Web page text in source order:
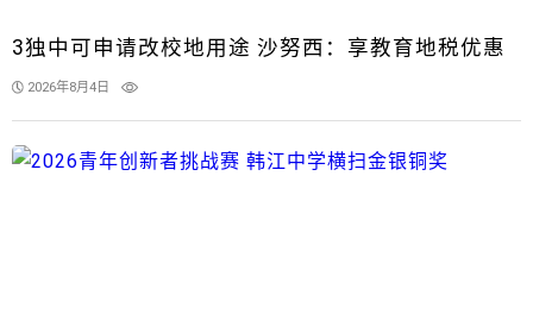
3独中可申请改校地用途 沙努西：享教育地税优惠
2026年8月4日